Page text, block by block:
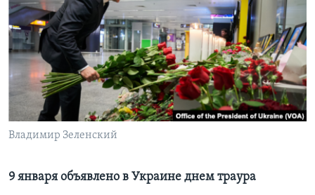
Learning English
СОЦИАЛЬНЫЕ СЕТИ
Владимир Зеленский
9 января объявлено в Украине днем траура